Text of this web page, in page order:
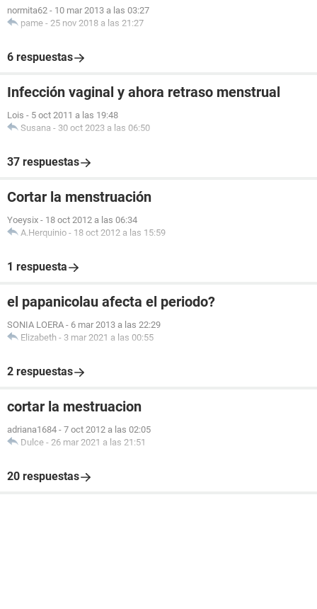
normita62 - 10 mar 2013 a las 03:27
pame - 25 nov 2018 a las 21:27
6 respuestas
Infección vaginal y ahora retraso menstrual
Lois - 5 oct 2011 a las 19:48
Susana - 30 oct 2023 a las 06:50
37 respuestas
Cortar la menstruación
Yoeysix - 18 oct 2012 a las 06:34
A.Herquinio - 18 oct 2012 a las 15:59
1 respuesta
el papanicolau afecta el periodo?
SONIA LOERA - 6 mar 2013 a las 22:29
Elizabeth - 3 mar 2021 a las 00:55
2 respuestas
cortar la mestruacion
adriana1684 - 7 oct 2012 a las 02:05
Dulce - 26 mar 2021 a las 21:51
20 respuestas